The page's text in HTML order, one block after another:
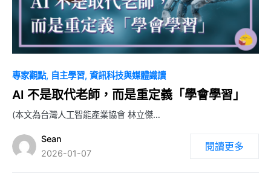
0
專家觀點 自主學習 資訊科技與媒體識讀
AI 不是取代老師，而是重定義「學會學習」
(本文為台灣人工智能產業協會 林立傑…
Sean
2026-01-07
閱讀更多